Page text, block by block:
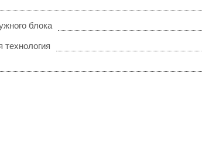
блока
технология